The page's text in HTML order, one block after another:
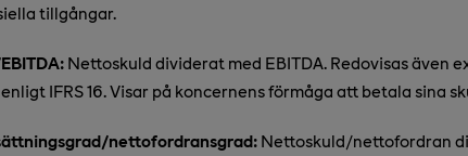
tillgångar.
Nettoskuld dividerat med EBITDA. Redovisas även
IFRS 16. Visar på koncernens förmåga att betala sina
nettofordransgrad: Nettoskuld/nettofordran